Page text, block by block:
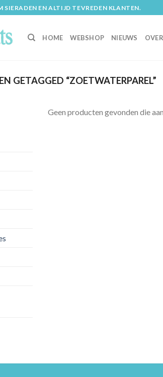
SIERADEN EN ALTIJD TEVREDEN KLANTEN.
HOME WEBSHOP NIEUWS
GETAGGED “ZOETWATERPAREL”
Geen producten gevonden die